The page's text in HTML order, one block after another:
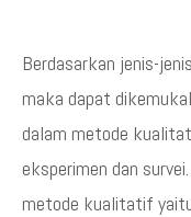
Berdasarkan jenis-
maka dapat
dalam metode
eksperimen dan
metode kualitatif